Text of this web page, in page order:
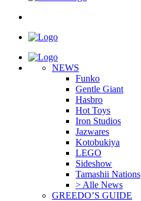
NEWS
Funko
Gentle Giant
Hasbro
Hot Toys
Iron Studios
Jazwares
Kotobukiya
LEGO
Sideshow
Tamashii Nations
> Alle News
GREEDO’S GUIDE